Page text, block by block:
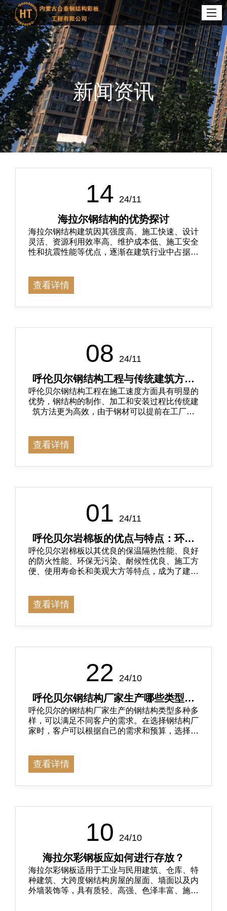
新闻资讯
14 24/11
海拉尔钢结构的优势探讨
海拉尔钢结构建筑因其强度高、施工快速、设计
灵活、资源利用效率高、维护成本低、施工安全
性和抗震性能等优点，逐渐在建筑行业中占据了
查看详情
08 24/11
呼伦贝尔钢结构工程与传统建筑方法
相比有哪些优势？
呼伦贝尔​钢结构工程在施工速度方面具有明显的
优势，钢结构的制作、加工和安装过程比传统建
筑方法更为高效，由于钢材可以提前在工厂预
查看详情
01 24/11
呼伦贝尔岩棉板的优点与特点：环保
保温的优选材料
呼伦贝尔岩棉板以其优良的保温隔热性能、良好
的防火性能、环保无污染、耐候性优良、施工方
便、使用寿命长和美观大方等特点，成为了建筑
查看详情
22 24/10
呼伦贝尔钢结构厂家生产哪些类型的
钢结构？
呼伦贝尔的钢结构厂家生产的钢结构类型多种多
样，可以满足不同客户的需求。在选择钢结构厂
家时，客户可以根据自己的需求和预算，选择合
查看详情
10 24/10
海拉尔彩钢板应如何进行存放？
​海拉尔彩钢板适用于工业与民用建筑、仓库、特
种建筑、大跨度钢结构房屋的屋面、墙面以及内
外墙装饰等，具有质轻、高强、色泽丰富、施工